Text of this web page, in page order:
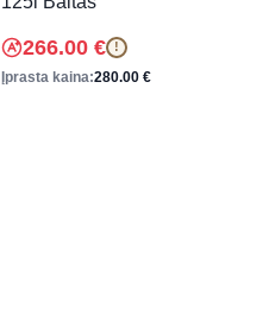
266.00 € !
Įprasta kaina:280.00 €